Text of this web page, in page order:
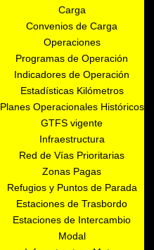
Carga
Convenios de Carga
Operaciones
Programas de Operación
Indicadores de Operación
Estadísticas Kilómetros
Planes Operacionales Históricos
GTFS vigente
Infraestructura
Red de Vías Prioritarias
Zonas Pagas
Refugios y Puntos de Parada
Estaciones de Trasbordo
Estaciones de Intercambio
Modal